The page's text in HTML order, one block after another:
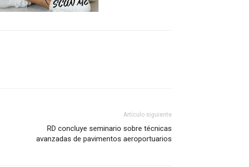
Artículo siguiente
RD concluye seminario sobre técnicas
avanzadas de pavimentos aeroportuarios